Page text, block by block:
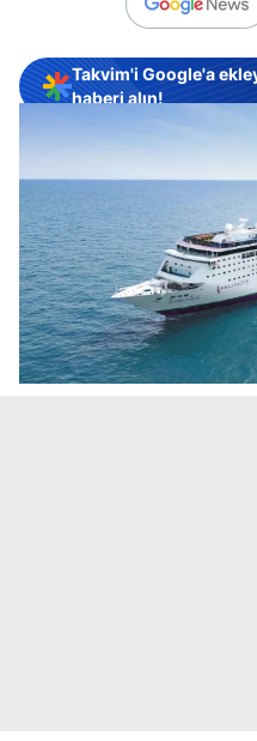
Takvim'i Google'a
haberi alın!